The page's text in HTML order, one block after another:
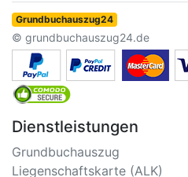
Grundbuchauszug24
© grundbuchauszug24.de
Dienstleistungen
Grundbuchauszug
Liegenschaftskarte (ALK)